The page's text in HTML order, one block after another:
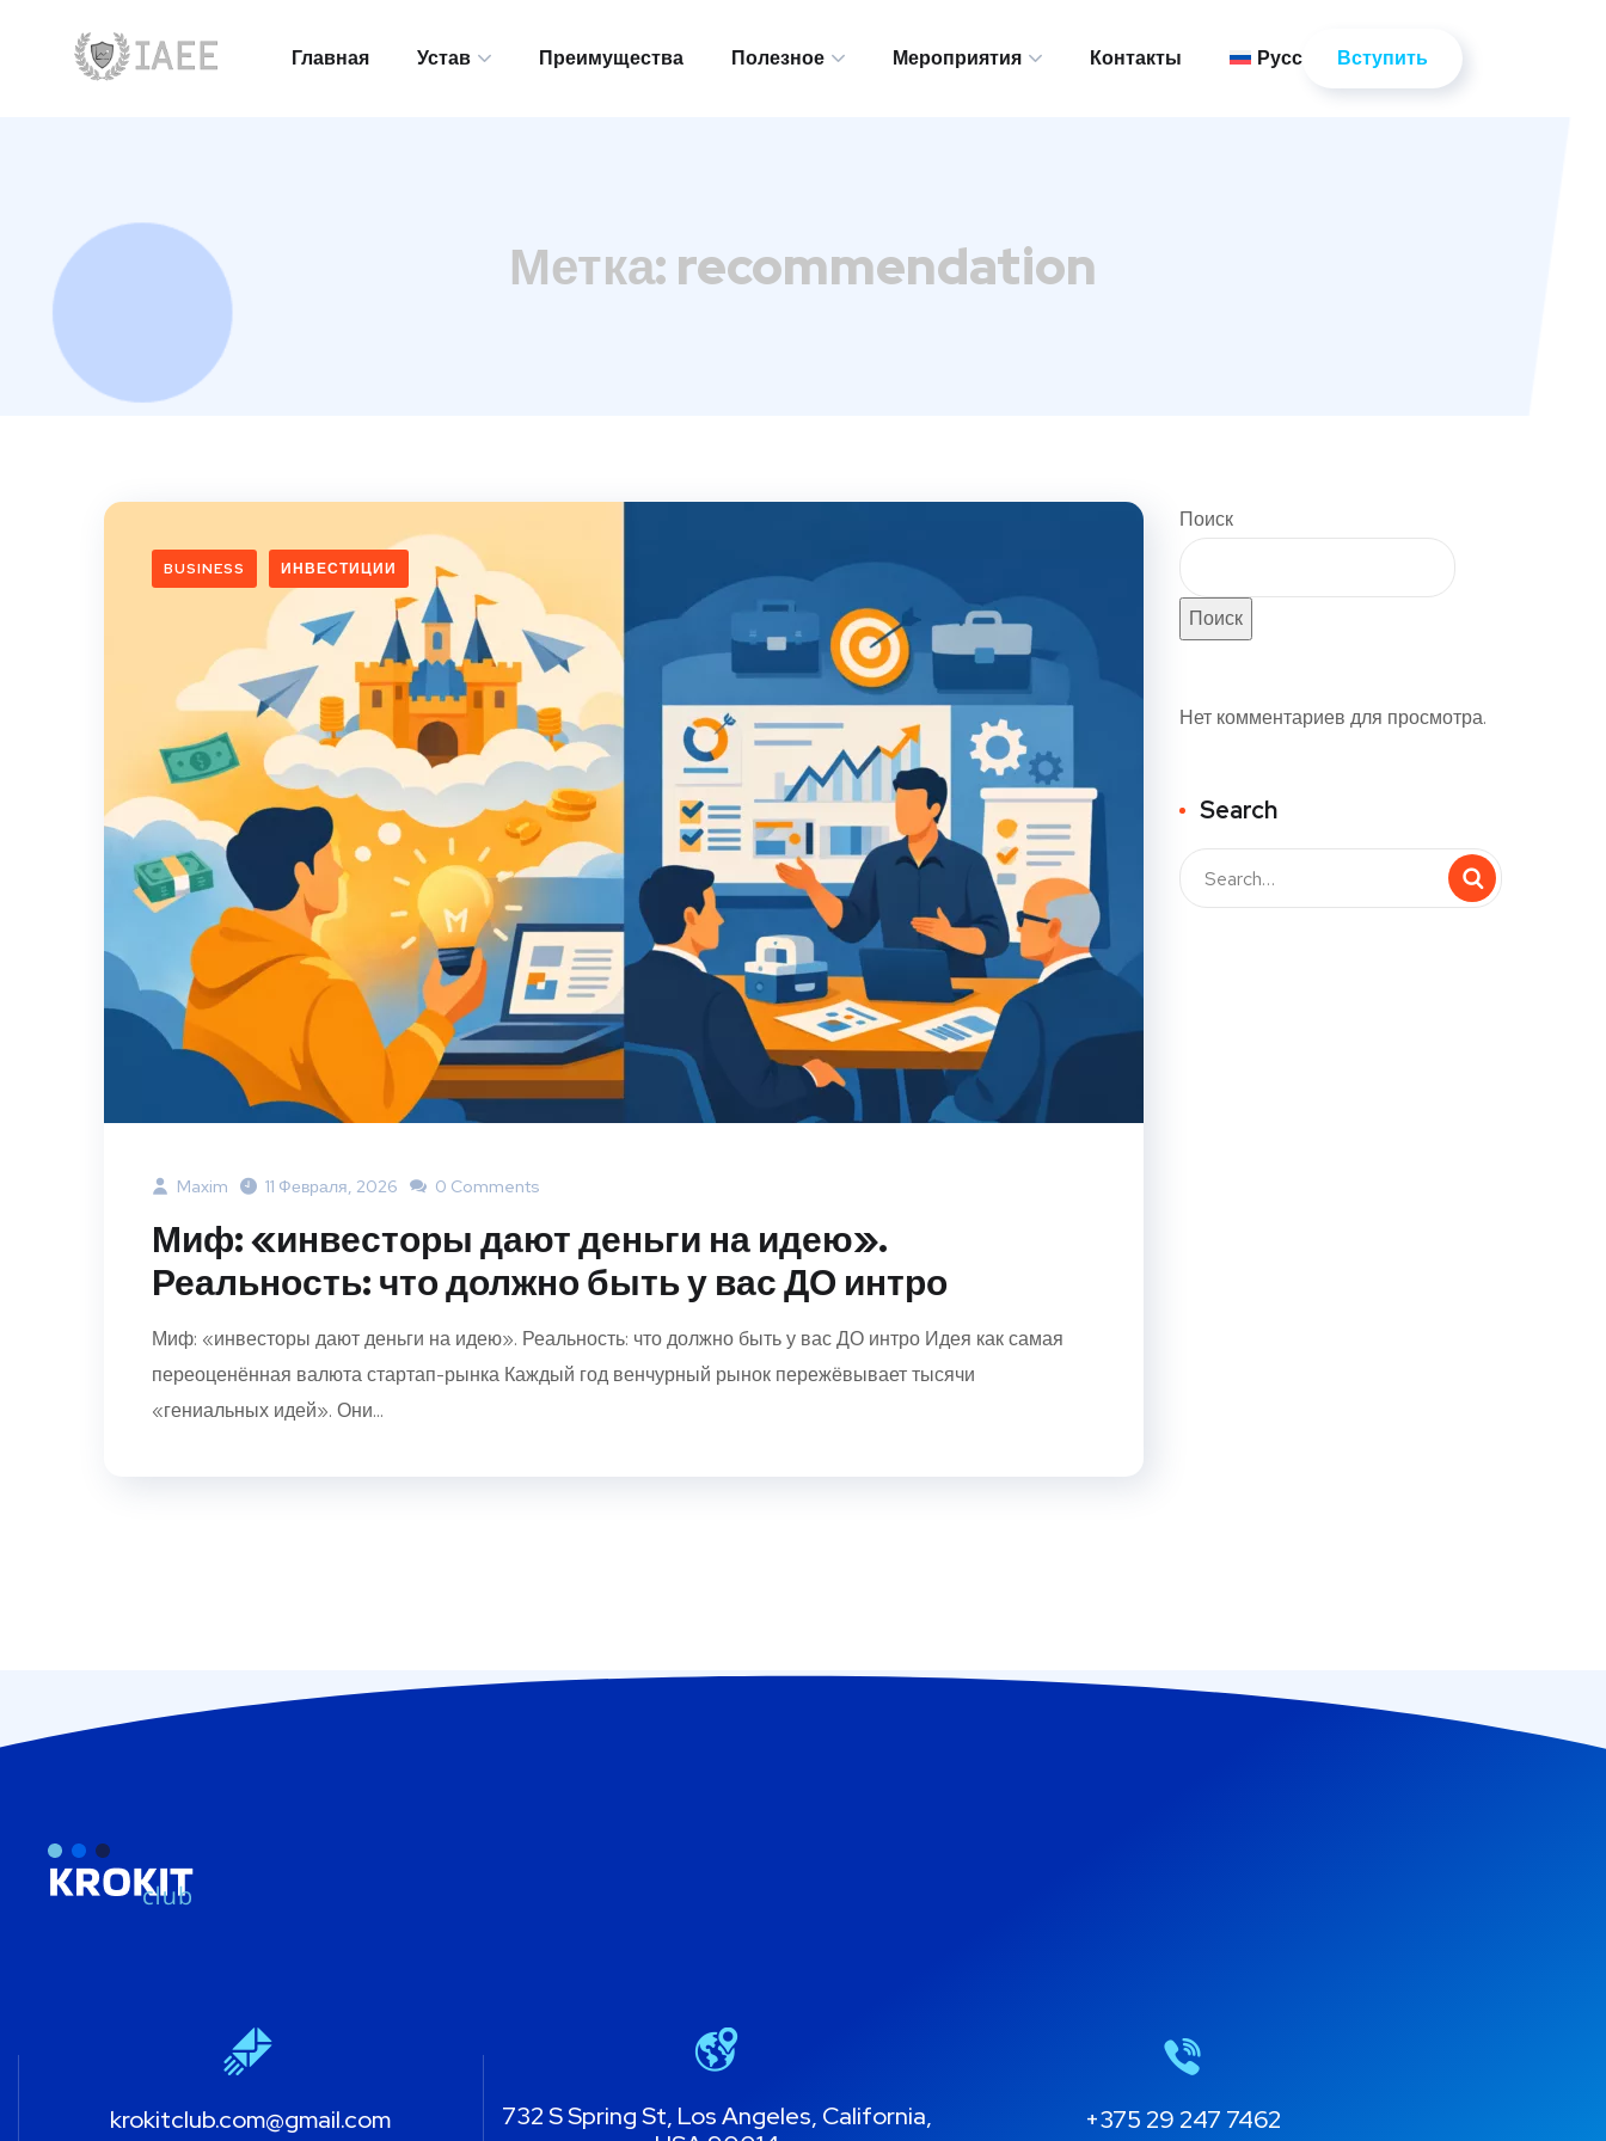
Главная Устав Преимущества Полезное Мероприятия Контакты Русский
Вступить
Русский Вступить
Метка:recommendation
BUSINESS ИНВЕСТИЦИИ
Maxim 11 Февраля, 2026 0 Comments
Миф: «инвесторы дают деньги на идею».
Реальность: что должно быть у вас ДО интро
Миф: «инвесторы дают деньги на идею». Реальность: что должно быть у вас ДО интро Идея как самая
переоценённая валюта стартап-рынка Каждый год венчурный рынок пережёвывает тысячи
«гениальных идей». Они...
Поиск
Поиск
Нет комментариев для просмотра.
Search
krokitclub.com@gmail.com
732 S Spring St, Los Angeles, California,
+375 29 247 7462